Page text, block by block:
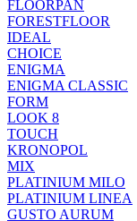
FLOORPAN
FORESTFLOOR
IDEAL
CHOICE
ENIGMA
ENIGMA CLASSIC
FORM
LOOK 8
TOUCH
KRONOPOL
MIX
PLATINIUM MILO
PLATINIUM LINEA
GUSTO AURUM